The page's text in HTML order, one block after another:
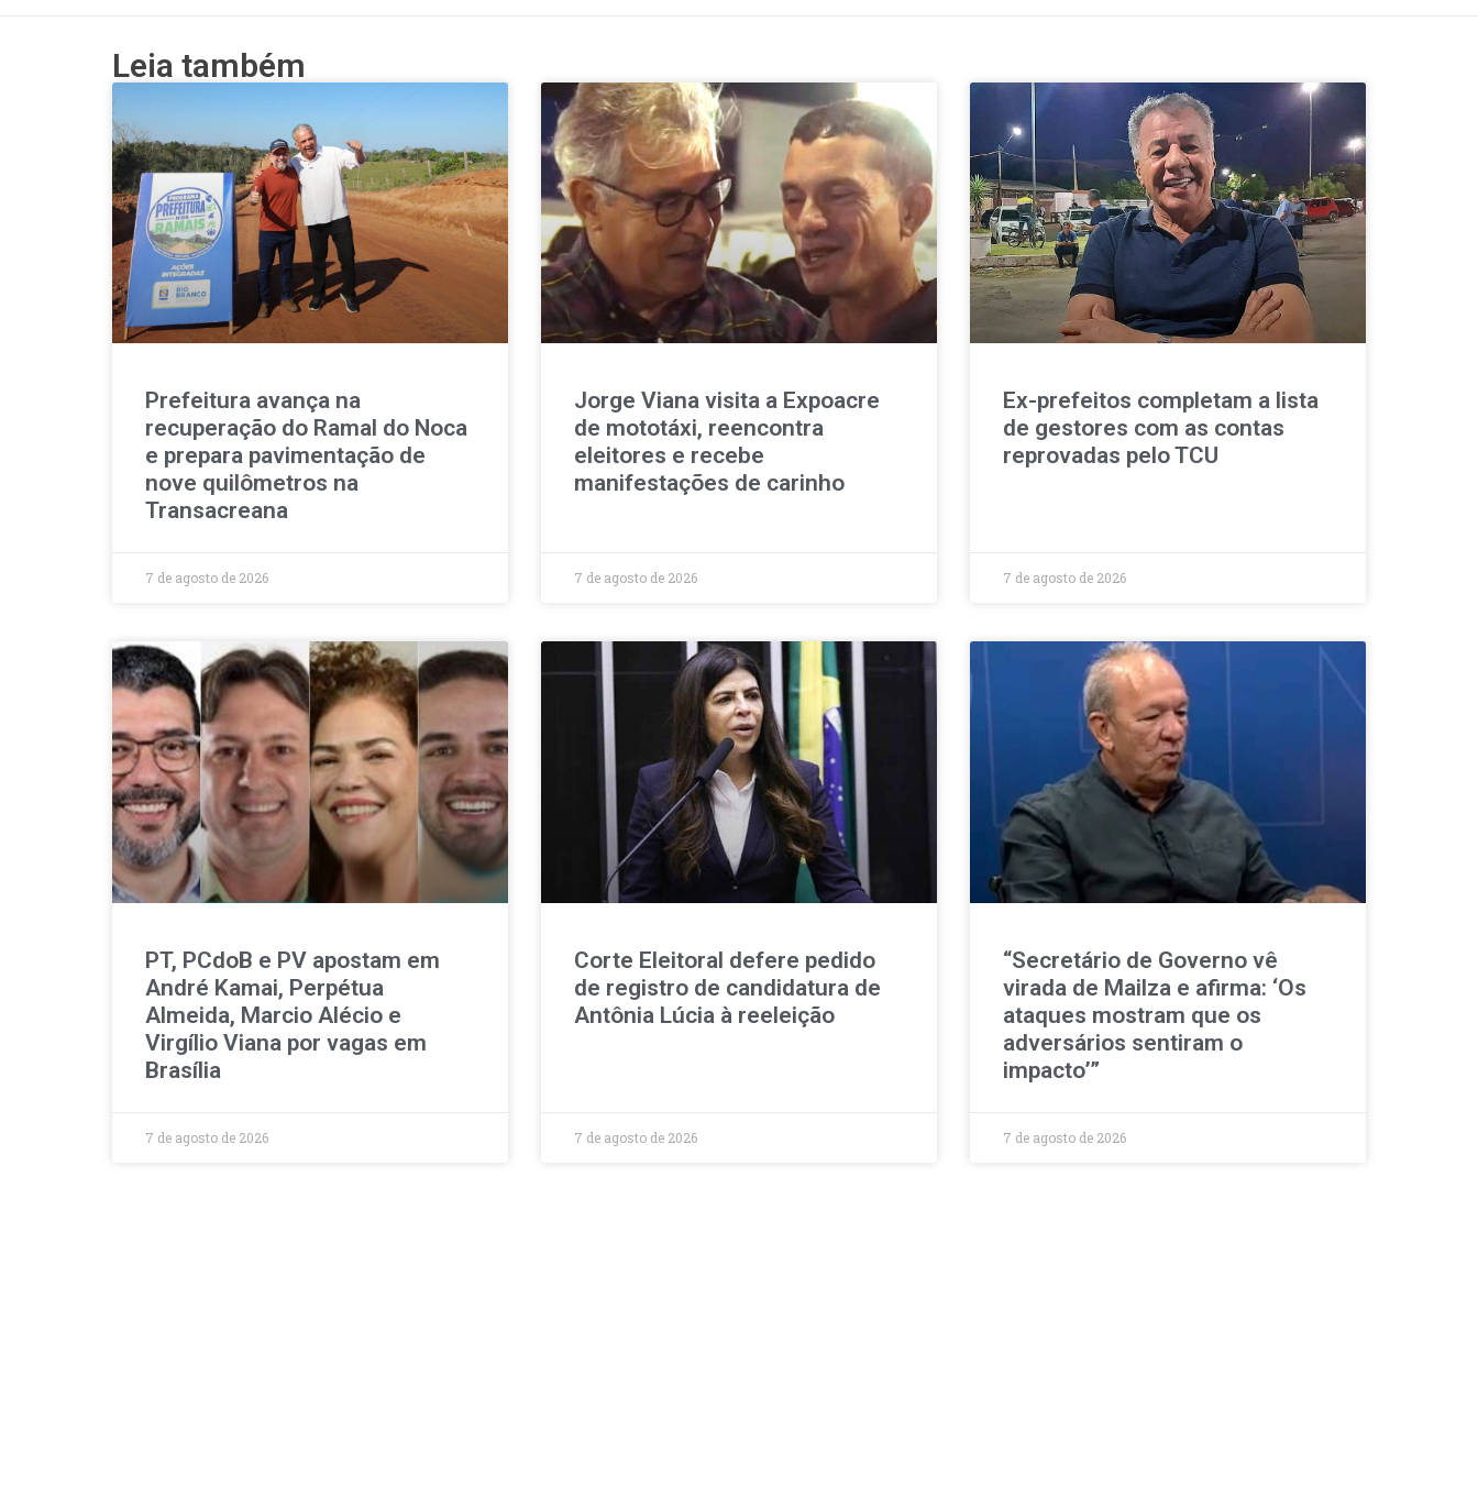
Leia também
Prefeitura avança na
recuperação do Ramal do Noca
e prepara pavimentação de
nove quilômetros na
Transacreana
7 de agosto de 2026
Jorge Viana visita a Expoacre
de mototáxi, reencontra
eleitores e recebe
manifestações de carinho
7 de agosto de 2026
Ex-prefeitos completam a lista
de gestores com as contas
reprovadas pelo TCU
7 de agosto de 2026
PT, PCdoB e PV apostam em
André Kamai, Perpétua
Almeida, Marcio Alécio e
Virgílio Viana por vagas em
Brasília
7 de agosto de 2026
Corte Eleitoral defere pedido
de registro de candidatura de
Antônia Lúcia à reeleição
7 de agosto de 2026
“Secretário de Governo vê
virada de Mailza e afirma: ‘Os
ataques mostram que os
adversários sentiram o
impacto’”
7 de agosto de 2026